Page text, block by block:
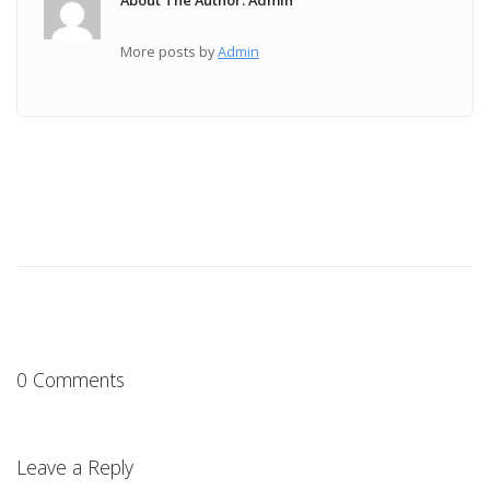
More posts byAdmin
0 Comments
Leave a Reply